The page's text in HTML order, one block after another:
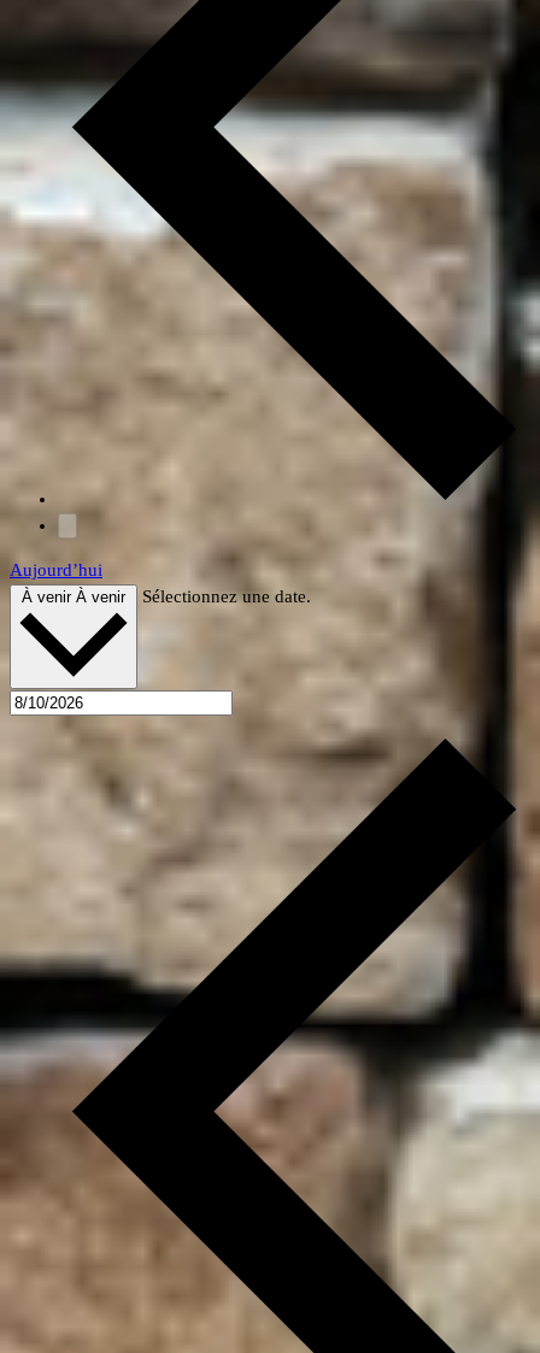
Aujourd’hui
À venir À venir Sélectionnez une date.